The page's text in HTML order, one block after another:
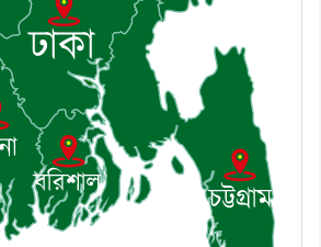
৯। মেঘনায় আইন-শৃঙ্খলা কমিটির
মাসিক সভা অনুষ্ঠিত
১০। জাতীয় নেতা ড. খন্দকার
মোশাররফ হোসেনের মূল্যায়ন কোথায়
এবং একটি বিশ্লেষণ